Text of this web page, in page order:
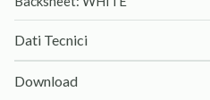
Dati Tecnici
Download